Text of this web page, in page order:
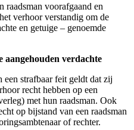
raadsman voorafgaand en
verhoor verstandig om de
en getuige – genoemde
aangehouden verdachte
een strafbaar feit geldt dat zij
recht hebben op een
met hun raadsman. Ook
op bijstand van een raadsman
of rechter.